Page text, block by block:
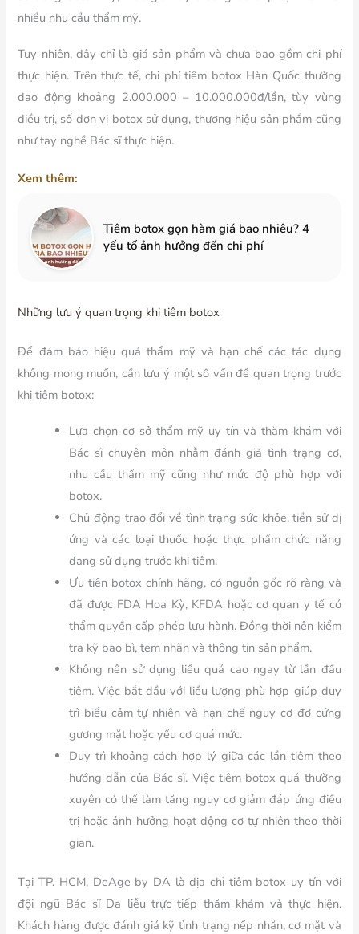
nhiều nhu cầu thẩm mỹ.
Tuy nhiên, đây chỉ là giá sản phẩm và chưa bao gồm chi phí
thực hiện. Trên thực tế, chi phí tiêm botox Hàn Quốc thường
dao động khoảng 2.000.000 – 10.000.000đ/lần, tùy vùng
điều trị, số đơn vị botox sử dụng, thương hiệu sản phẩm cũng
như tay nghề Bác sĩ thực hiện.
Xem thêm:
Tiêm botox gọn hàm giá bao nhiêu? 4
yếu tố ảnh hưởng đến chi phí
Những lưu ý quan trọng khi tiêm botox
Để đảm bảo hiệu quả thẩm mỹ và hạn chế các tác dụng
không mong muốn, cần lưu ý một số vấn đề quan trọng trước
khi tiêm botox:
Lựa chọn cơ sở thẩm mỹ uy tín và thăm khám với
Bác sĩ chuyên môn nhằm đánh giá tình trạng cơ,
nhu cầu thẩm mỹ cũng như mức độ phù hợp với
botox.
Chủ động trao đổi về tình trạng sức khỏe, tiền sử dị
ứng và các loại thuốc hoặc thực phẩm chức năng
đang sử dụng trước khi tiêm.
Ưu tiên botox chính hãng, có nguồn gốc rõ ràng và
đã được FDA Hoa Kỳ, KFDA hoặc cơ quan y tế có
thẩm quyền cấp phép lưu hành. Đồng thời nên kiểm
tra kỹ bao bì, tem nhãn và thông tin sản phẩm.
Không nên sử dụng liều quá cao ngay từ lần đầu
tiêm. Việc bắt đầu với liều lượng phù hợp giúp duy
trì biểu cảm tự nhiên và hạn chế nguy cơ đơ cứng
gương mặt hoặc yếu cơ quá mức.
Duy trì khoảng cách hợp lý giữa các lần tiêm theo
hướng dẫn của Bác sĩ. Việc tiêm botox quá thường
xuyên có thể làm tăng nguy cơ giảm đáp ứng điều
trị hoặc ảnh hưởng hoạt động cơ tự nhiên theo thời
gian.
Tại TP. HCM, DeAge by DA là địa chỉ tiêm botox uy tín với
đội ngũ Bác sĩ Da liễu trực tiếp thăm khám và thực hiện.
Khách hàng được đánh giá kỹ tình trạng nếp nhăn, cơ mặt và